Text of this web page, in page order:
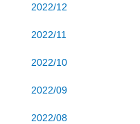
2022/12
2022/11
2022/10
2022/09
2022/08